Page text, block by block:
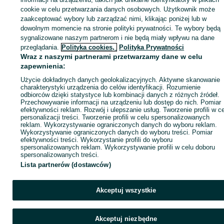
Strona główna Noclegi Kwatery Pracownicze
Kwatery Pracownicze -
Mazowieckie
Kwatery Pracownicze - Ciechanów
KATEGORIA
ID:525603603
Zadzwoń / SMS Wyślij wiadomość
cookie w celu przetwarzania danych osobowych. Użytkownik może
zaakceptować wybory lub zarządzać nimi, klikając poniżej lub w
dowolnym momencie na stronie polityki prywatności. Te wybory będą
sygnalizowane naszym partnerom i nie będą miały wpływu na dane
przeglądania. Polityka cookies, Polityka Prywatności
Wraz z naszymi partnerami przetwarzamy dane w celu
zapewnienia:
Użycie dokładnych danych geolokalizacyjnych. Aktywne skanowanie
charakterystyki urządzenia do celów identyfikacji. Rozumienie
odbiorców dzięki statystyce lub kombinacji danych z różnych źródeł.
Przechowywanie informacji na urządzeniu lub dostęp do nich. Pomiar
efektywności reklam. Rozwój i ulepszanie usług. Tworzenie profili w
personalizacji treści. Tworzenie profili w celu spersonalizowanych
reklam. Wykorzystywanie ograniczonych danych do wyboru reklam.
Wykorzystywanie ograniczonych danych do wyboru treści. Pomiar
efektywności treści. Wykorzystanie profili do wyboru
spersonalizowanych reklam. Wykorzystywanie profili w celu doboru
spersonalizowanych treści.
Lista partnerów (dostawców)
Akceptuj wszystkie
Akceptuj niezbędne